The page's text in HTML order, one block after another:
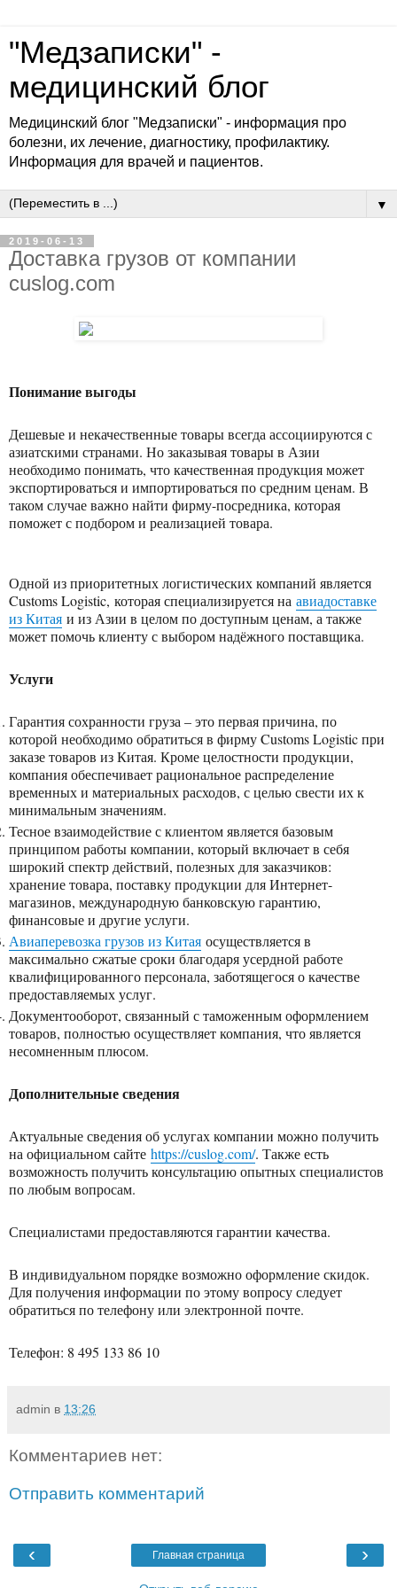
"Медзаписки" -
медицинский блог
Медицинский блог "Медзаписки" - информация про
болезни, их лечение, диагностику, профилактику.
Информация для врачей и пациентов.
▼
2019-06-13
Доставка грузов от компании
cuslog.com
Понимание выгоды
Дешевые и некачественные товары всегда ассоциируются с
азиатскими странами. Но заказывая товары в Азии
необходимо понимать, что качественная продукция может
экспортироваться и импортироваться по средним ценам. В
таком случае важно найти фирму-посредника, которая
поможет с подбором и реализацией товара.
Одной из приоритетных логистических компаний является
Customs Logistic, которая специализируется на авиадоставке
из Китая и из Азии в целом по доступным ценам, а также
может помочь клиенту с выбором надёжного поставщика.
Услуги
Гарантия сохранности груза – это первая причина, по
которой необходимо обратиться в фирму Customs Logistic при
заказе товаров из Китая. Кроме целостности продукции,
компания обеспечивает рациональное распределение
временных и материальных расходов, с целью свести их к
минимальным значениям.
Тесное взаимодействие с клиентом является базовым
принципом работы компании, который включает в себя
широкий спектр действий, полезных для заказчиков:
хранение товара, поставку продукции для Интернет-
магазинов, международную банковскую гарантию,
финансовые и другие услуги.
Авиаперевозка грузов из Китая осуществляется в
максимально сжатые сроки благодаря усердной работе
квалифицированного персонала, заботящегося о качестве
предоставляемых услуг.
Документооборот, связанный с таможенным оформлением
товаров, полностью осуществляет компания, что является
несомненным плюсом.
Дополнительные сведения
Актуальные сведения об услугах компании можно получить
на официальном сайте https://cuslog.com/. Также есть
возможность получить консультацию опытных специалистов
по любым вопросам.
Специалистами предоставляются гарантии качества.
В индивидуальном порядке возможно оформление скидок.
Для получения информации по этому вопросу следует
обратиться по телефону или электронной почте.
Телефон: 8 495 133 86 10
admin в 13:26
Комментариев нет:
Отправить комментарий
‹ ›
Главная страница